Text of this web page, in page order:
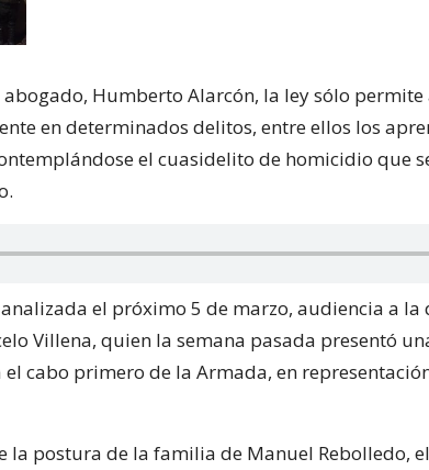
abogado, Humberto Alarcón, la ley sólo
en determinados delitos, entre ellos los
el cuasidelito de homicidio que
el próximo 5 de marzo, audiencia a la
Villena, quien la semana pasada presentó
cabo primero de la Armada, en
la postura de la familia de Manuel Rebolledo,